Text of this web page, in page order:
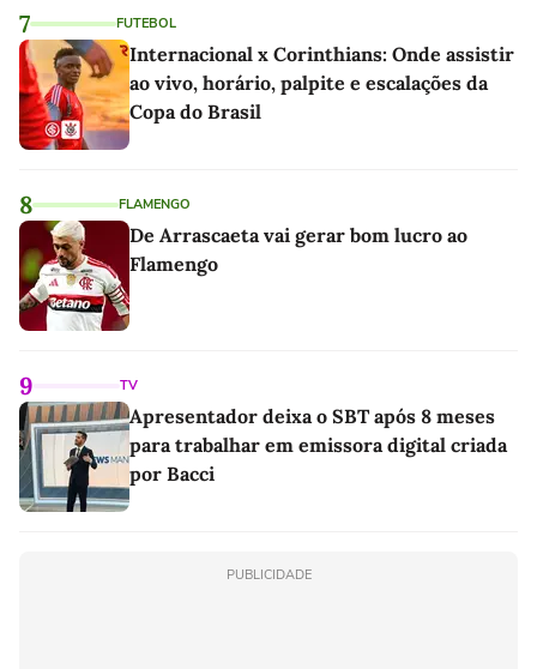
7 FUTEBOL
Internacional x Corinthians: Onde assistir
ao vivo, horário, palpite e escalações da
Copa do Brasil
8 FLAMENGO
De Arrascaeta vai gerar bom lucro ao
Flamengo
9 TV
Apresentador deixa o SBT após 8 meses
para trabalhar em emissora digital criada
por Bacci
PUBLICIDADE